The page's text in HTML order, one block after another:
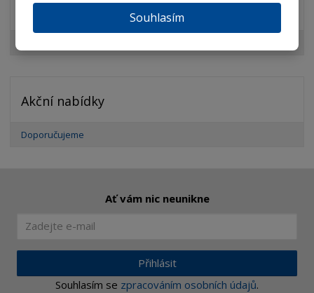
Souhlasím
Značka
Akční nabídky
Doporučujeme
Ať vám nic neunikne
Přihlásit
Souhlasím se zpracováním osobních údajů.